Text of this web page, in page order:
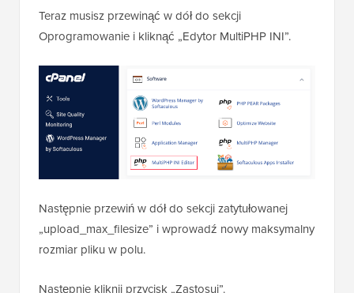
Teraz musisz przewinąć w dół do sekcji
Oprogramowanie i kliknąć „Edytor MultiPHP INI”.
Następnie przewiń w dół do sekcji zatytułowanej
„upload_max_filesize” i wprowadź nowy maksymalny
rozmiar pliku w polu.
Następnie kliknij przycisk „Zastosuj”.